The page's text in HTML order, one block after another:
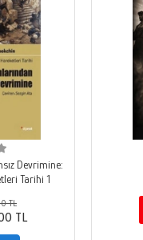
Devrimine:
Tarihi 1
TL
TL